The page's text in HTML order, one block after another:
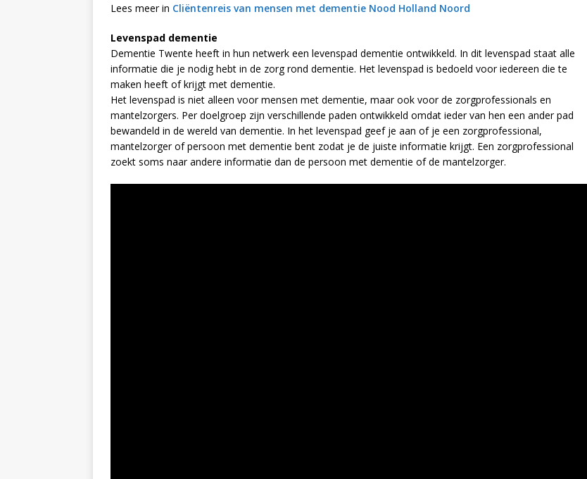
Lees meer in Cliëntenreis van mensen met dementie Nood Holland Noord
Levenspad dementie
Dementie Twente heeft in hun netwerk een levenspad dementie ontwikkeld. In dit levenspad staat alle
informatie die je nodig hebt in de zorg rond dementie. Het levenspad is bedoeld voor iedereen die te
maken heeft of krijgt met dementie.
Het levenspad is niet alleen voor mensen met dementie, maar ook voor de zorgprofessionals en
mantelzorgers. Per doelgroep zijn verschillende paden ontwikkeld omdat ieder van hen een ander pad
bewandeld in de wereld van dementie. In het levenspad geef je aan of je een zorgprofessional,
mantelzorger of persoon met dementie bent zodat je de juiste informatie krijgt. Een zorgprofessional
zoekt soms naar andere informatie dan de persoon met dementie of de mantelzorger.